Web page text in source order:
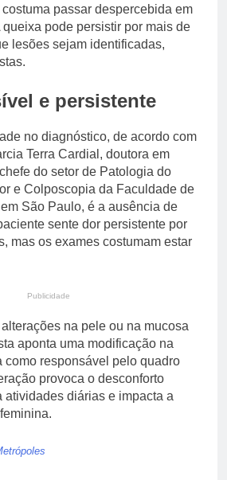
passar despercebida em
pode persistir por mais de
lesões sejam identificadas,
e persistente
no diagnóstico, de acordo com
Terra Cardial, doutora em
do setor de Patologia do
e Colposcopia da Faculdade de
São Paulo, é a ausência de
sente dor persistente por
mas os exames costumam estar
Publicidade
na pele ou na mucosa
aponta uma modificação na
como responsável pelo quadro
provoca o desconforto
atividades diárias e impacta a